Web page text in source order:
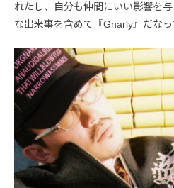
れたし、自分も仲間にいい影響を
な出来事を含めて『Gnarly』だなっ